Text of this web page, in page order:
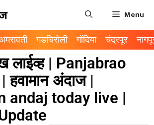
Menu
गडचिरोली गोंदिया चंद्रपूर
लाईव्ह | Panjabrao
अंदाज |
andaj today live |